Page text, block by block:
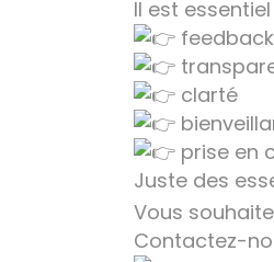
Il est
feedback
clarté
prise en
Juste des
Vous
Contactez-